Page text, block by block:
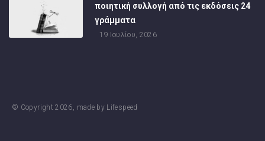
ποιητική συλλογή από τις εκδόσεις 24
γράμματα
19 Ιουλίου, 2026
© Copyright2026 , made by Lifespeed